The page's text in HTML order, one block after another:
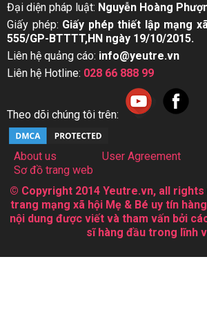
Đại diện pháp luật: Nguyễn Hoàng
Giấy phép: Giấy phép thiết lập mạng
555/GP-BTTTT,HN ngày 19/10/2015.
Liên hệ quảng cáo: info@yeutre.vn
Liên hệ Hotline: 028 66 888 99
Theo dõi chúng tôi trên:
About us User Agreement
Sơ đồ trang web
© Copyright 2014 Yeutre.vn, all
trang mạng xã hội Mẹ & Bé uy tín
nội dung được viết và tham vấn bởi
sĩ hàng đầu trong lĩnh